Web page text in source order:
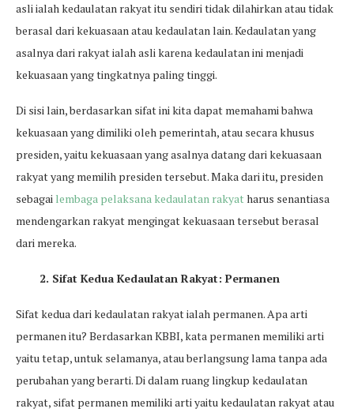
asli ialah kedaulatan rakyat itu sendiri tidak dilahirkan atau tidak
berasal dari kekuasaan atau kedaulatan lain. Kedaulatan yang
asalnya dari rakyat ialah asli karena kedaulatan ini menjadi
kekuasaan yang tingkatnya paling tinggi.
Di sisi lain, berdasarkan sifat ini kita dapat memahami bahwa
kekuasaan yang dimiliki oleh pemerintah, atau secara khusus
presiden, yaitu kekuasaan yang asalnya datang dari kekuasaan
rakyat yang memilih presiden tersebut. Maka dari itu, presiden
sebagai lembaga pelaksana kedaulatan rakyatharus senantiasa
mendengarkan rakyat mengingat kekuasaan tersebut berasal
dari mereka.
2. Sifat Kedua Kedaulatan Rakyat: Permanen
Sifat kedua dari kedaulatan rakyat ialah permanen. Apa arti
permanen itu? Berdasarkan KBBI, kata permanen memiliki arti
yaitu tetap, untuk selamanya, atau berlangsung lama tanpa ada
perubahan yang berarti. Di dalam ruang lingkup kedaulatan
rakyat, sifat permanen memiliki arti yaitu kedaulatan rakyat atau